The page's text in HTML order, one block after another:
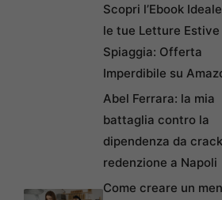
Scopri l’Ebook
le tue Letture Estive
Spiaggia: Offerta
Imperdibile su
Abel Ferrara: la mia
battaglia contro la
dipendenza da
redenzione a Napoli
Come creare un